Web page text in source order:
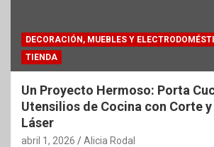
DECORACIÓN, MUEBLES Y
TIENDA
Un Proyecto Hermoso: Porta
Utensilios de Cocina con Corte
Láser
abril 1, 2026 Alicia Rodal